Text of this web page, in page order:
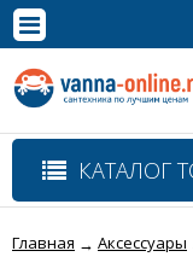
Полная версия сайта
КАТАЛОГ
Главная → Аксессуары